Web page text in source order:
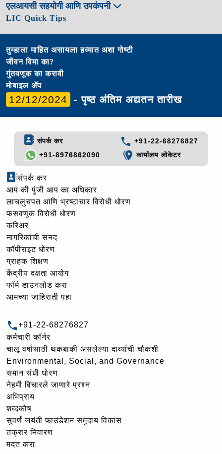
एलआयसी सहयोगी आणि उपकंपनी
LIC Quick Tips
तुम्हाला माहित असायला हव्यात अशा गोष्टी
जीवन विमा का?
गुंतवणूक का करावी
मोबाइल ॲप
12/12/2024 - पृष्ठ अंतिम अद्यतन तारीख
संपर्क कर
+91-22-68276827
+91-8976862090
कार्यालय लोकेटर
संपर्क कर
आप की पुंजी आप का अधिकार
लाचलुचपत आणि भ्रष्टाचार विरोधी धोरण
फसवणूक विरोधी धोरण
करिअर
नागरिकांची सनद
कॉपीराइट धोरण
ग्राहक शिक्षण
केंद्रीय दक्षता आयोग
फॉर्म डाउनलोड करा
आमच्या जाहिराती पहा
+91-22-68276827
कर्मचारी कॉर्नर
चालू वर्षासाठी थकबाकी असलेल्या दाव्यांची चौकशी
Environmental, Social, and Governance
समान संधी धोरण
नेहमी विचारले जाणारे प्रश्न
अभिप्राय
शब्दकोष
सुवर्ण जयंती फाउंडेशन समुदाय विकास
तक्रार निवारण
मदत करा